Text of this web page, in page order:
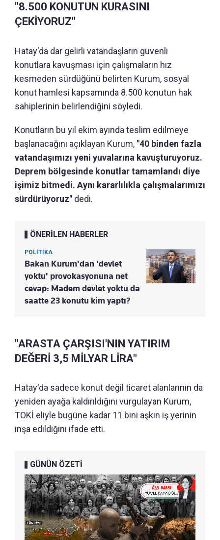
"8.500 KONUTUN KURASINI
ÇEKİYORUZ"
Hatay'da dar gelirli vatandaşların güvenli
konutlara kavuşması için çalışmaların hız
kesmeden sürdüğünü belirten Kurum, sosyal
konut hamlesi kapsamında 8.500 konutun hak
sahiplerinin belirlendiğini söyledi.
Konutların bu yıl ekim ayında teslim edilmeye
başlanacağını açıklayan Kurum, "40 binden fazla
vatandaşımızı yeni yuvalarına kavuşturuyoruz.
Deprem bölgesinde konutlar tamamlandı diye
işimiz bitmedi. Aynı kararlılıkla çalışmalarımızı
sürdürüyoruz" dedi.
ÖNERİLEN HABERLER
POLİTİKA
Bakan Kurum'dan 'devlet
yoktu' provokasyonuna net
cevap: Madem devlet yoktu da
saatte 23 konutu kim yaptı?
"ARASTA ÇARŞISI'NIN YATIRIM
DEĞERİ 3,5 MİLYAR LİRA"
Hatay'da sadece konut değil ticaret alanlarının da
yeniden ayağa kaldırıldığını vurgulayan Kurum,
TOKİ eliyle bugüne kadar 11 bini aşkın iş yerinin
inşa edildiğini ifade etti.
GÜNÜN ÖZETİ